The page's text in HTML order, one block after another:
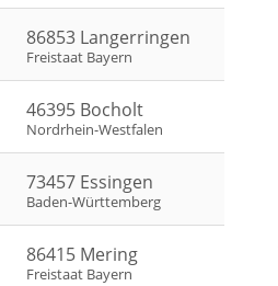
86853 Langerringen
Freistaat Bayern
46395 Bocholt
Nordrhein-Westfalen
73457 Essingen
Baden-Württemberg
86415 Mering
Freistaat Bayern